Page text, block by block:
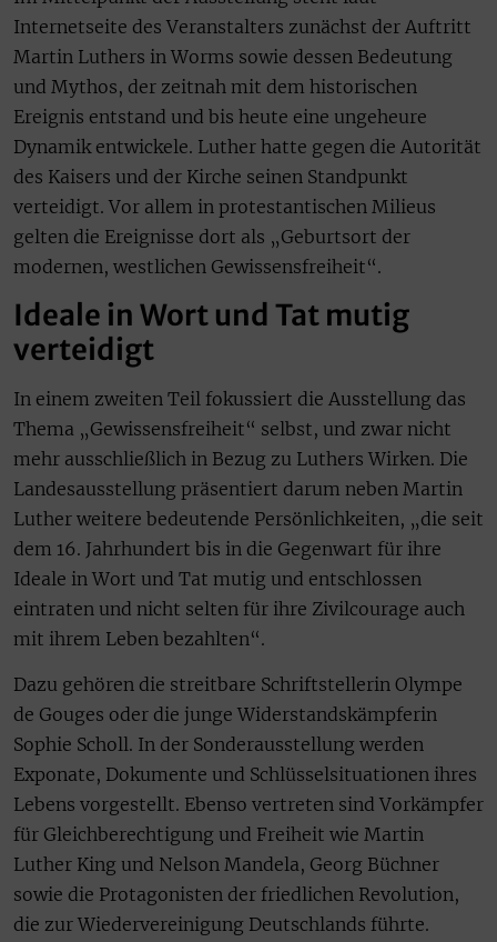
Internetseite des Veranstalters zunächst der Auftritt
Martin Luthers in Worms sowie dessen Bedeutung
und Mythos, der zeitnah mit dem historischen
Ereignis entstand und bis heute eine ungeheure
Dynamik entwickele. Luther hatte gegen die Autorität
des Kaisers und der Kirche seinen Standpunkt
verteidigt. Vor allem in protestantischen Milieus
gelten die Ereignisse dort als „Geburtsort der
modernen, westlichen Gewissensfreiheit“.
Ideale in Wort und Tat mutig
verteidigt
In einem zweiten Teil fokussiert die Ausstellung das
Thema „Gewissensfreiheit“ selbst, und zwar nicht
mehr ausschließlich in Bezug zu Luthers Wirken. Die
Landesausstellung präsentiert darum neben Martin
Luther weitere bedeutende Persönlichkeiten, „die seit
dem 16. Jahrhundert bis in die Gegenwart für ihre
Ideale in Wort und Tat mutig und entschlossen
eintraten und nicht selten für ihre Zivilcourage auch
mit ihrem Leben bezahlten“.
Dazu gehören die streitbare Schriftstellerin Olympe
de Gouges oder die junge Widerstandskämpferin
Sophie Scholl. In der Sonderausstellung werden
Exponate, Dokumente und Schlüsselsituationen ihres
Lebens vorgestellt. Ebenso vertreten sind Vorkämpfer
für Gleichberechtigung und Freiheit wie Martin
Luther King und Nelson Mandela, Georg Büchner
sowie die Protagonisten der friedlichen Revolution,
die zur Wiedervereinigung Deutschlands führte.